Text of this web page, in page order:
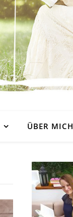
ÜBER MICH